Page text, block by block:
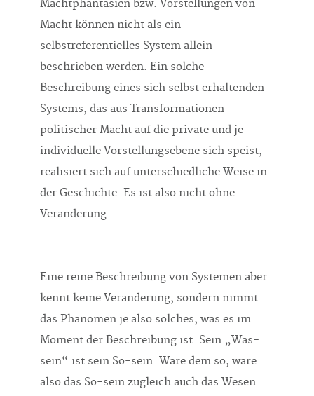
Machtphantasien bzw. Vorstellungen von
Macht können nicht als ein
selbstreferentielles System allein
beschrieben werden. Ein solche
Beschreibung eines sich selbst erhaltenden
Systems, das aus Transformationen
politischer Macht auf die private und je
individuelle Vorstellungsebene sich speist,
realisiert sich auf unterschiedliche Weise in
der Geschichte. Es ist also nicht ohne
Veränderung.
Eine reine Beschreibung von Systemen aber
kennt keine Veränderung, sondern nimmt
das Phänomen je also solches, was es im
Moment der Beschreibung ist. Sein „Was-
sein“ ist sein So-sein. Wäre dem so, wäre
also das So-sein zugleich auch das Wesen